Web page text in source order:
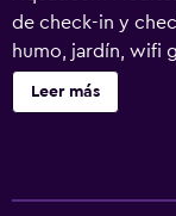
de check-in y
humo, jardín, wifi
alojamiento se
Debrecen Zoo and
Leer más